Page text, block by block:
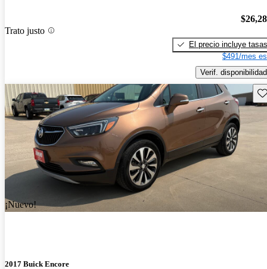
Trato justo
El precio incluye tasas
$491/mes
Verif. disponibilidad
¡Nuevo!
2017 Buick Encore